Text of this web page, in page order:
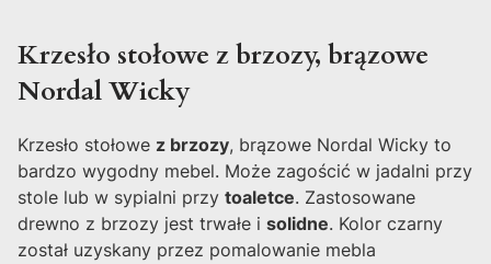
Krzesło stołowe z brzozy, brązowe
Nordal Wicky
Krzesło stołowe z brzozy, brązowe Nordal Wicky to
bardzo wygodny mebel. Może zagościć w jadalni przy
stole lub w sypialni przy toaletce. Zastosowane
drewno z brzozy jest trwałe i solidne. Kolor czarny
został uzyskany przez pomalowanie mebla